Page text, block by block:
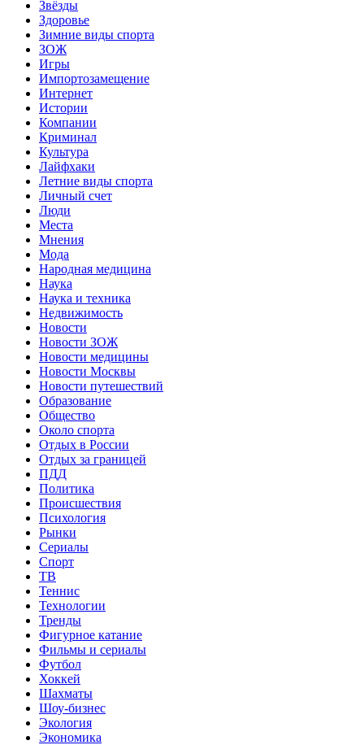
Звёзды
Здоровье
Зимние виды спорта
ЗОЖ
Игры
Импортозамещение
Интернет
Истории
Компании
Криминал
Культура
Лайфхаки
Летние виды спорта
Личный счет
Люди
Места
Мнения
Мода
Народная медицина
Наука
Наука и техника
Недвижимость
Новости
Новости ЗОЖ
Новости медицины
Новости Москвы
Новости путешествий
Образование
Общество
Около спорта
Отдых в России
Отдых за границей
ПДД
Политика
Происшествия
Психология
Рынки
Сериалы
Спорт
ТВ
Теннис
Технологии
Тренды
Фигурное катание
Фильмы и сериалы
Футбол
Хоккей
Шахматы
Шоу-бизнес
Экология
Экономика